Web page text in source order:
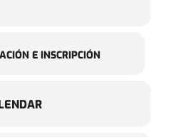
E INSCRIPCIÓN